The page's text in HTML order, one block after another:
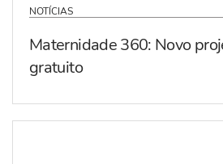
NOTÍCIAS
Maternidade 360: Novo
gratuito